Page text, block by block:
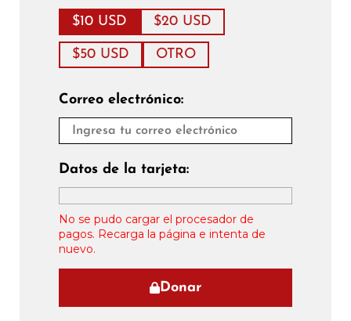
$10 USD $20 USD
$50 USD OTRO
Correo electrónico:
Datos de la tarjeta:
No se pudo cargar el procesador de
pagos. Recarga la página e intenta de
nuevo.
Donar